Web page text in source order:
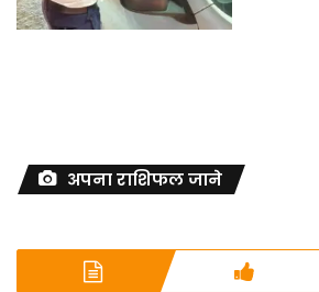
अपना राशिफल जाने